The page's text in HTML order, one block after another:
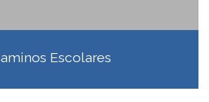
Escolares